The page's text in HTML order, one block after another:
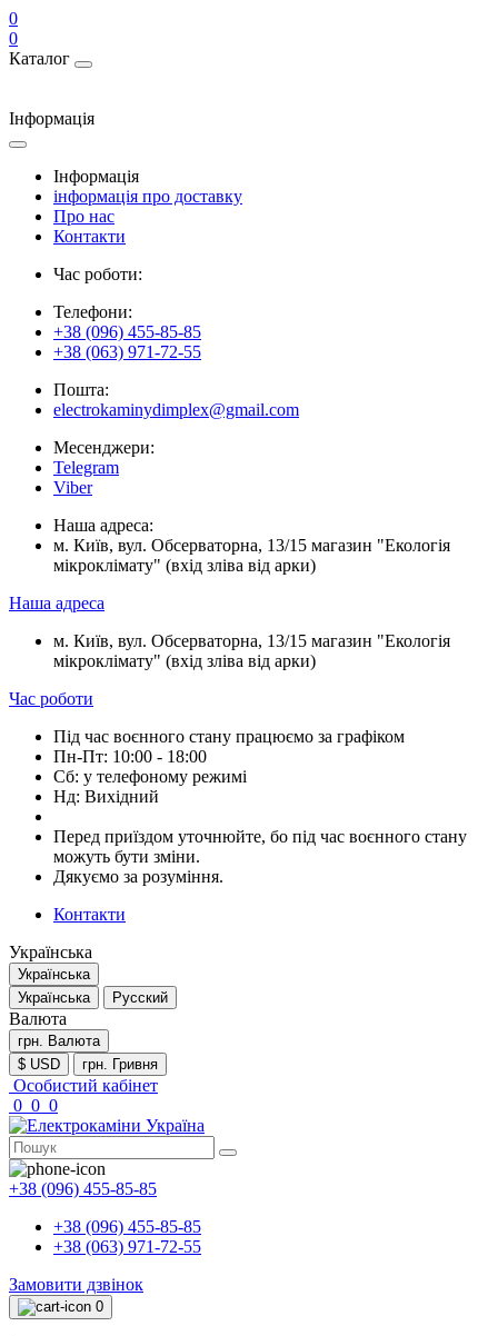
0
0
Каталог
Інформація
Інформація
інформація про доставку
Про нас
Контакти
Час роботи:
Телефони:
+38 (096) 455-85-85
+38 (063) 971-72-55
Пошта:
electrokaminydimplex@gmail.com
Месенджери:
Telegram
Viber
Наша адреса:
м. Київ, вул. Обсерваторна, 13/15 магазин "Екологія
мікроклімату" (вхід зліва від арки)
Наша адреса
м. Київ, вул. Обсерваторна, 13/15 магазин "Екологія
мікроклімату" (вхід зліва від арки)
Час роботи
Під час воєнного стану працюємо за графіком
Пн-Пт: 10:00 - 18:00
Сб: у телефоному режимі
Нд: Вихідний
Перед приїздом уточнюйте, бо під час воєнного стану
можуть бути зміни.
Дякуємо за розуміння.
Контакти
Українська
Українська
Українська
Русский
Валюта
грн. Валюта
$ USD
грн. Гривня
Особистий кабінет
0 0 0
+38 (096) 455-85-85
+38 (096) 455-85-85
+38 (063) 971-72-55
Замовити дзвінок
0